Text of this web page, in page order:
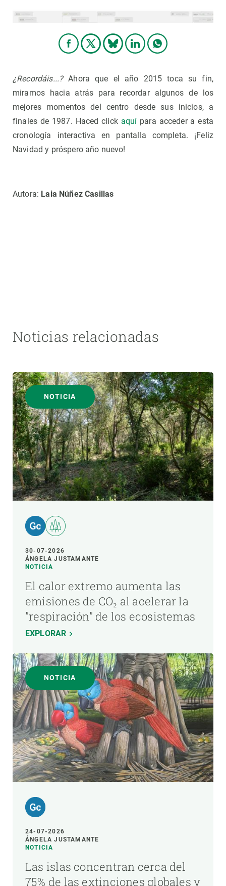
¿Recordáis...?Ahora que el año 2015 toca su fin,
miramos hacia atrás para recordar algunos de los
mejores momentos del centro desde sus inicios, a
finales de 1987. Haced click aquí para acceder a esta
cronología interactiva en pantalla completa. ¡Feliz
Navidad y próspero año nuevo!
Autora: Laia Núñez Casillas
Noticias relacionadas
NOTICIA
30-07-2026
ÁNGELA JUSTAMANTE
NOTICIA
El calor extremo aumenta las
emisiones de CO₂ al acelerar la
"respiración" de los ecosistemas
EXPLORAR
NOTICIA
24-07-2026
ÁNGELA JUSTAMANTE
NOTICIA
Las islas concentran cerca del
75% de las extinciones globales y